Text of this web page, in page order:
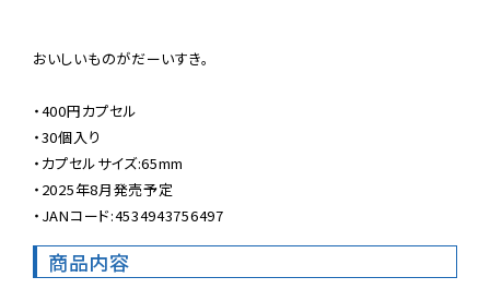
おいしいものがだーいすき。
・400円カプセル
・30個入り
・カプセルサイズ:65mm
・2025年8月発売予定
・JANコード:4534943756497
商品内容